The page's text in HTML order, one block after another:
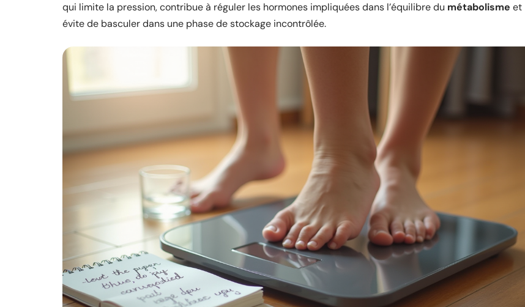
qui limite la pression, contribue à réguler les hormones impliquées dans l’équilibre du métabolisme et
évite de basculer dans une phase de stockage incontrôlée.